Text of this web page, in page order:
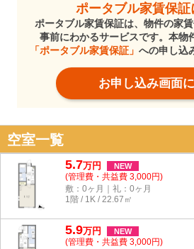
ポータブル家賃保証
ポータブル家賃保証は、物件の家
事前にわかるサービスです。本物
「ポータブル家賃保証」 への申し込
お申し込み画面
空室一覧
5.7万円 NEW
(管理費・共益費 3,000円)
敷：0ヶ月｜礼：0ヶ月
1階 / 1K / 22.67㎡
5.9万円 NEW
(管理費・共益費 3,000円)